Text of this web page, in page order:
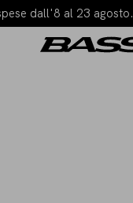
dall'8 al 23 agosto.